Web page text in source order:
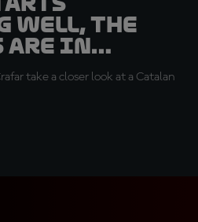
well, the
are in
trouble"
take a closer look at a Catalan